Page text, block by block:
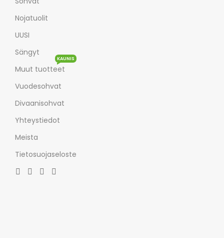
Nojatuolit
UUSI
Sängyt
Muut tuotteet
KAUNIS
Vuodesohvat
Divaanisohvat
Yhteystiedot
Meista
Tietosuojaseloste